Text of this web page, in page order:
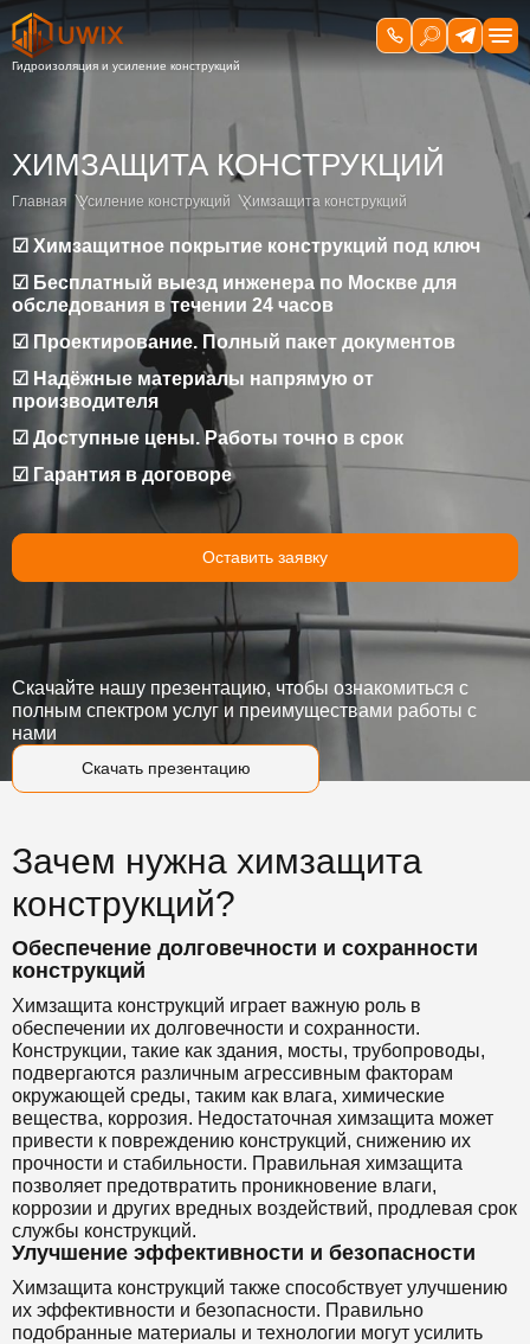
ХИМЗАЩИТА КОНСТРУКЦИЙ
Главная Усиление конструкций Химзащита конструкций
☑ Химзащитное покрытие конструкций под ключ
☑ Бесплатный выезд инженера по Москве для
обследования в течении 24 часов
☑ Проектирование. Полный пакет документов
☑ Надёжные материалы напрямую от
производителя
☑ Доступные цены. Работы точно в срок
☑ Гарантия в договоре
Оставить заявку
Скачать презентацию
Скачайте нашу презентацию, чтобы ознакомиться с
полным спектром услуг и преимуществами работы с
нами
Зачем нужна химзащита
конструкций?
Обеспечение долговечности и сохранности
конструкций
Химзащита конструкций играет важную роль в
обеспечении их долговечности и сохранности.
Конструкции, такие как здания, мосты, трубопроводы,
подвергаются различным агрессивным факторам
окружающей среды, таким как влага, химические
вещества, коррозия. Недостаточная химзащита может
привести к повреждению конструкций, снижению их
прочности и стабильности. Правильная химзащита
позволяет предотвратить проникновение влаги,
коррозии и других вредных воздействий, продлевая срок
службы конструкций.
Улучшение эффективности и безопасности
Химзащита конструкций также способствует улучшению
их эффективности и безопасности. Правильно
подобранные материалы и технологии могут усилить